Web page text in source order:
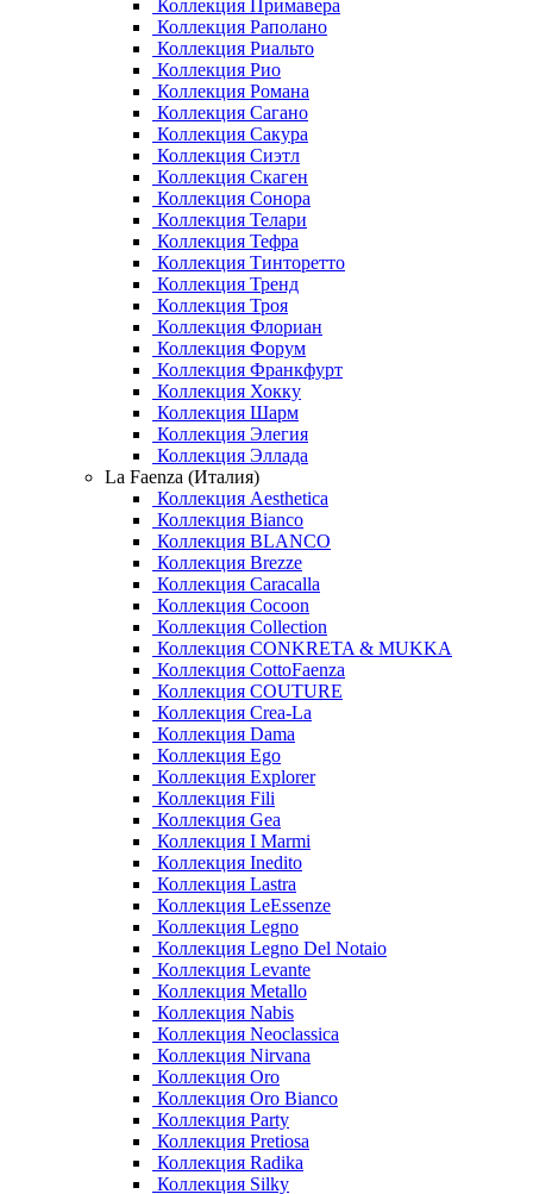
Коллекция Примавера
Коллекция Раполано
Коллекция Риальто
Коллекция Рио
Коллекция Романа
Коллекция Сагано
Коллекция Сакура
Коллекция Сиэтл
Коллекция Скаген
Коллекция Сонора
Коллекция Телари
Коллекция Тефра
Коллекция Тинторетто
Коллекция Тренд
Коллекция Троя
Коллекция Флориан
Коллекция Форум
Коллекция Франкфурт
Коллекция Хокку
Коллекция Шарм
Коллекция Элегия
Коллекция Эллада
La Faenza (Италия)
Коллекция Aesthetica
Коллекция Bianco
Коллекция BLANCO
Коллекция Brezze
Коллекция Caracalla
Коллекция Cocoon
Коллекция Collection
Коллекция CONKRETA & MUKKA
Коллекция CottoFaenza
Коллекция COUTURE
Коллекция Crea-La
Коллекция Dama
Коллекция Ego
Коллекция Explorer
Коллекция Fili
Коллекция Gea
Коллекция I Marmi
Коллекция Inedito
Коллекция Lastra
Коллекция LeEssenze
Коллекция Legno
Коллекция Legno Del Notaio
Коллекция Levante
Коллекция Metallo
Коллекция Nabis
Коллекция Neoclassica
Коллекция Nirvana
Коллекция Oro
Коллекция Oro Bianco
Коллекция Party
Коллекция Pretiosa
Коллекция Radika
Коллекция Silky